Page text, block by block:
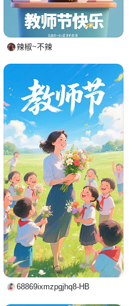
辣椒~不辣
68869ixmzpgjhq8-HB